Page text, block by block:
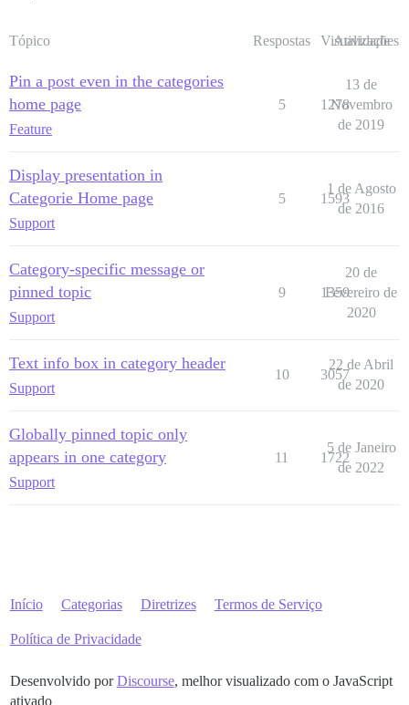
Tópico Respostas Visualizações
Atividade
Pin a post even in the categories
home page
Feature
5 1278
13 de
Novembro
de 2019
Display presentation in
Categorie Home page
Support
5 1593
1 de Agosto
de 2016
Category-specific message or
pinned topic
Support
9 1359
20 de
Fevereiro de
2020
Text info box in category header
Support
10 3057
22 de Abril
de 2020
Globally pinned topic only
appears in one category
Support
11 1722
5 de Janeiro
de 2022
Início Categorias Diretrizes Termos de Serviço
Política de Privacidade
Desenvolvido porDiscourse, melhor visualizado com o JavaScript
ativado